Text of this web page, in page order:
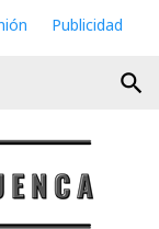
Publicidad
search